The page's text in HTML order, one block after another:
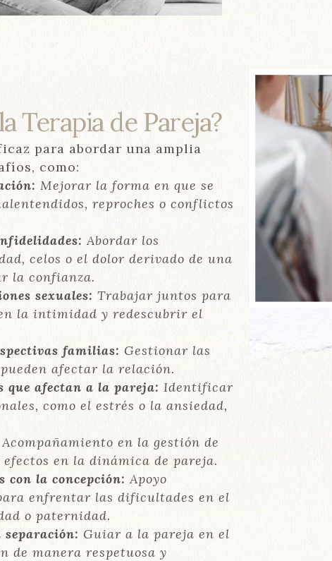
Terapia de Pareja?
para abordar una amplia
como:
Mejorar la forma en que se
reproches o conflictos
Abordar los
celos o el dolor derivado de una
la confianza.
sexuales: Trabajar juntos para
la intimidad y redescubrir el
familias: Gestionar las
afectar la relación.
que afectan a la pareja: Identificar
como el estrés o la ansiedad,
Acompañamiento en la gestión de
en la dinámica de pareja.
con la concepción: Apoyo
enfrentar las dificultades en el
o paternidad.
Guiar a la pareja en el
de manera respetuosa y